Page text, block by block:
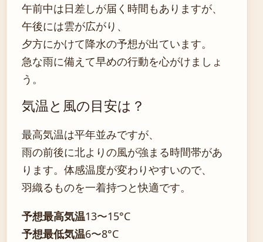
午前中は日差しが届く時間もありますが、
午後には雲が広がり、
夕方にかけて降水の予想が出ています。
急な雨に備えて早めの行動を心がけましょ
う。
気温と風の目安は？
最高気温は平年並みですが、
雨の前後に北よりの風が強まる時間帯があ
ります。体感温度が変わりやすいので、
羽織るものを一着持つと快適です。
予想最高気温13〜15°C
予想最低気温6〜8°C